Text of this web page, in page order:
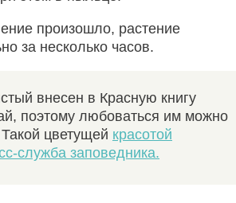
произошло, растение
за несколько часов.
внесен в Красную книгу
поэтому любоваться им можно
цветущей красотой
служба заповедника.